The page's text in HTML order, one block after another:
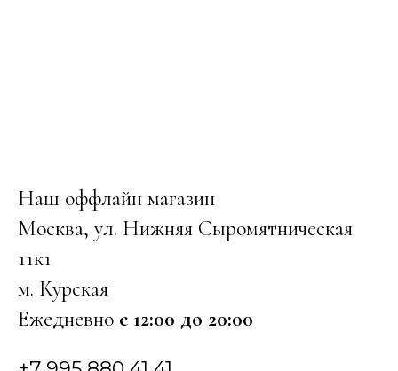
Наш оффлайн магазин
Москва, ул. Нижняя Сыромятническая
11к1
м. Курская
Ежедневно с 12:00 до 20:00